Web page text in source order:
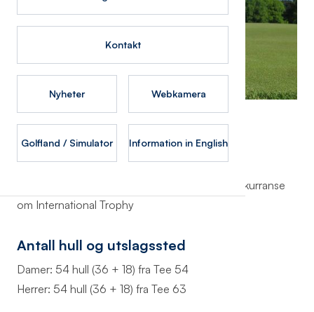
Kontakt
Nyheter Webkamera
Golfland / Simulator Information in English
Turneringsform
Damer: Brutto slagkonkurranseH
errer: Brutto slagkonkurranse og netto slagkonkurranse
om International Trophy
Antall hull og utslagssted
Damer: 54 hull (36 + 18) fra Tee 54
Herrer: 54 hull (36 + 18) fra Tee 63